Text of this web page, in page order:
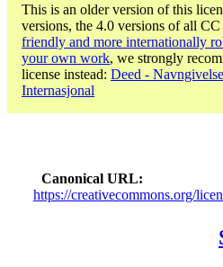
This is an older version of this
versions, the 4.0 versions of all CC
friendly and more internationally
your own work, we strongly
license instead: Deed -
Internasjonal
Canonical URL
https://creativecommons.org/